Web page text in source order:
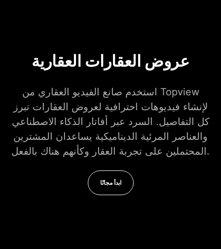
عروض العقارات العقارية
استخدم صانع الفيديو العقاري من Topview
لإنشاء فيديوهات احترافية لعروض العقارات تبرز
كل التفاصيل. السرد عبر أفاتار الذكاء الاصطناعي
والعناصر المرئية الديناميكية يساعدان المشترين
المحتملين على تجربة العقار وكأنهم هناك بالفعل.
ابدأ مجانًا